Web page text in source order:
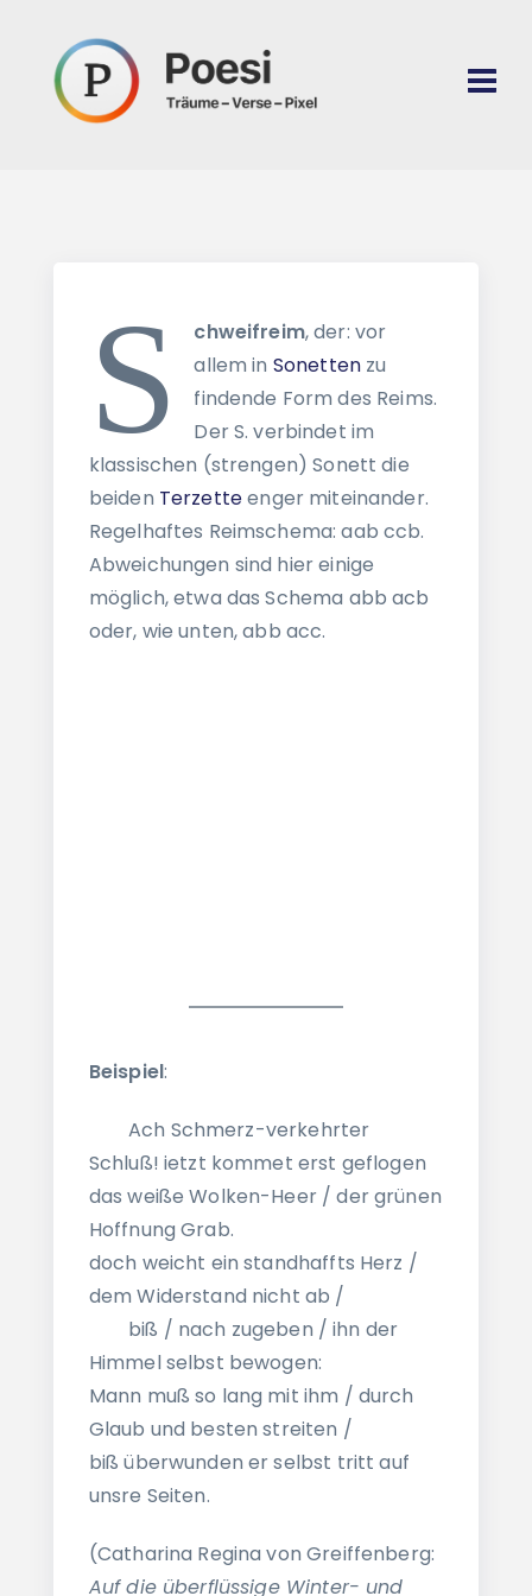
S chweifreim, der: vor
allem in Sonettenzu
findende Form des Reims.
Der S. verbindet im
klassischen (strengen) Sonett die
beiden Terzetteenger miteinander.
Regelhaftes Reimschema: aab ccb.
Abweichungen sind hier einige
möglich, etwa das Schema abb acb
oder, wie unten, abb acc.
Beispiel:
Ach Schmerz-verkehrter
Schluß! ietzt kommet erst geflogen
das weiße Wolken-Heer / der grünen
Hoffnung Grab.
doch weicht ein standhaffts Herz /
dem Widerstand nicht ab /
biß / nach zugeben / ihn der
Himmel selbst bewogen:
Mann muß so lang mit ihm / durch
Glaub und besten streiten /
biß überwunden er selbst tritt auf
unsre Seiten.
(Catharina Regina von Greiffenberg:
Auf die überflüssige Winter- und